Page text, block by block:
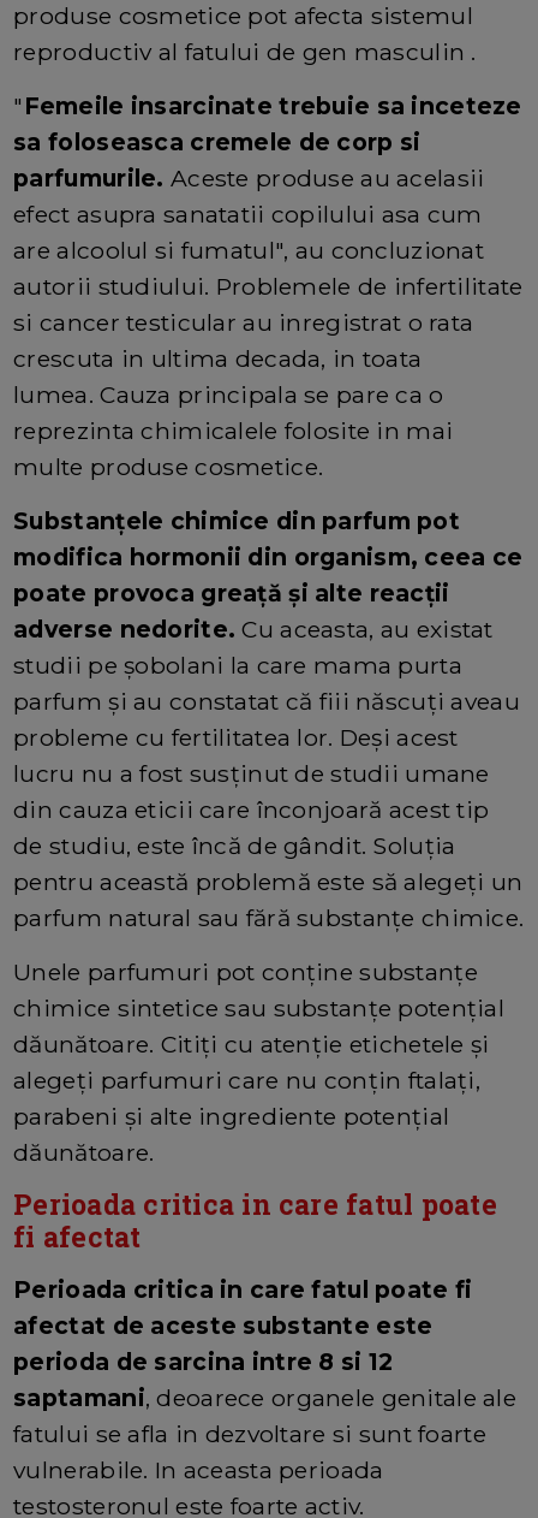
produse cosmetice pot afecta sistemul
reproductiv al fatului de gen masculin .
" Femeile insarcinate trebuie sa inceteze
sa foloseasca cremele de corp si
parfumurile. Aceste produse au acelasii
efect asupra sanatatii copilului asa cum
are alcoolul si fumatul", au concluzionat
autorii studiului. Problemele de infertilitate
si cancer testicular au inregistrat o rata
crescuta in ultima decada, in toata
lumea. Cauza principala se pare ca o
reprezinta chimicalele folosite in mai
multe produse cosmetice.
Substanțele chimice din parfum pot
modifica hormonii din organism, ceea ce
poate provoca greață și alte reacții
adverse nedorite. Cu aceasta, au existat
studii pe șobolani la care mama purta
parfum și au constatat că fiii născuți aveau
probleme cu fertilitatea lor. Deși acest
lucru nu a fost susținut de studii umane
din cauza eticii care înconjoară acest tip
de studiu, este încă de gândit. Soluția
pentru această problemă este să alegeți un
parfum natural sau fără substanțe chimice.
Unele parfumuri pot conține substanțe
chimice sintetice sau substanțe potențial
dăunătoare. Citiți cu atenție etichetele și
alegeți parfumuri care nu conțin ftalați,
parabeni și alte ingrediente potențial
dăunătoare.
Perioada critica in care fatul poate
fi afectat
Perioada critica in care fatul poate fi
afectat de aceste substante este
perioda de sarcina intre 8 si 12
saptamani, deoarece organele genitale ale
fatului se afla in dezvoltare si sunt foarte
vulnerabile. In aceasta perioada
testosteronul este foarte activ.